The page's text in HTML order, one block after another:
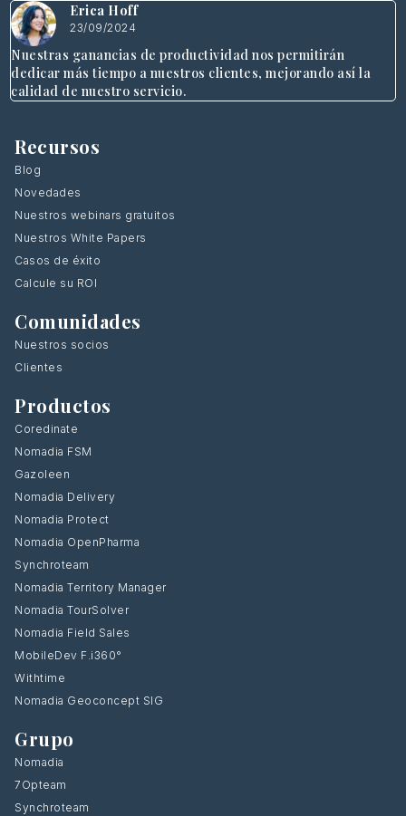
Erica Hoff
23/09/2024
Nuestras ganancias de productividad nos permitirán
dedicar más tiempo a nuestros clientes, mejorando así la
calidad de nuestro servicio.
Recursos
Blog
Novedades
Nuestros webinars gratuitos
Nuestros White Papers
Casos de éxito
Calcule su ROI
Comunidades
Nuestros socios
Clientes
Productos
Coredinate
Nomadia FSM
Gazoleen
Nomadia Delivery
Nomadia Protect
Nomadia OpenPharma
Synchroteam
Nomadia Territory Manager
Nomadia TourSolver
Nomadia Field Sales
MobileDev F.i360°
Withtime
Nomadia Geoconcept SIG
Grupo
Nomadia
7Opteam
Synchroteam